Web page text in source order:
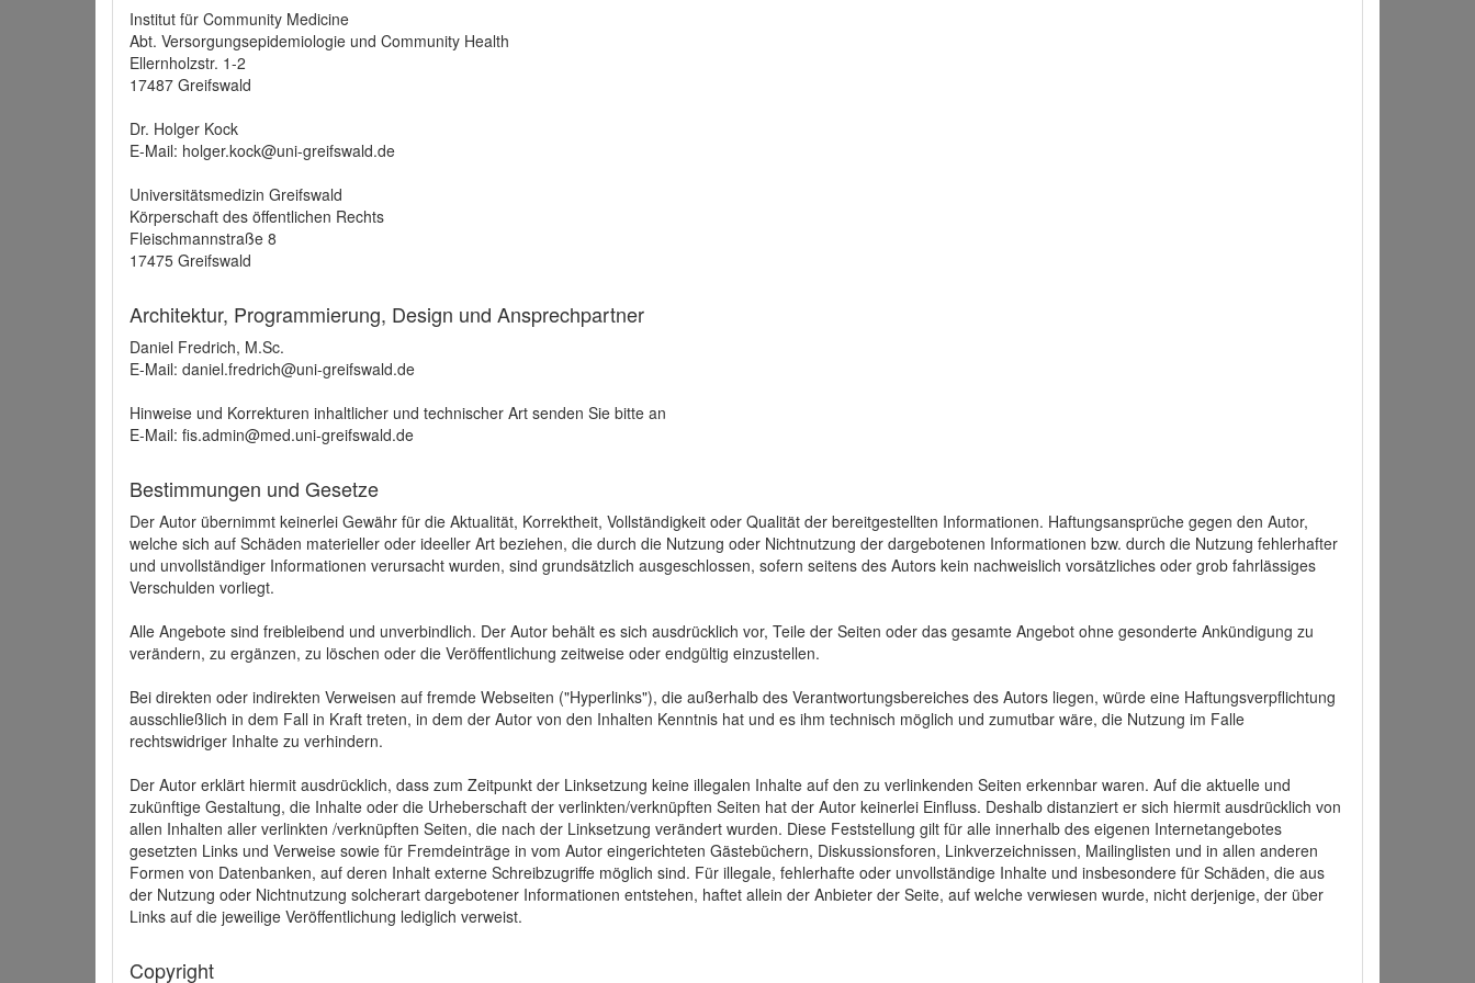
Institut für Community Medicine
Abt. Versorgungsepidemiologie und Community Health
Ellernholzstr. 1-2
17487 Greifswald
Dr. Holger Kock
E-Mail: holger.kock@uni-greifswald.de
Universitätsmedizin Greifswald
Körperschaft des öffentlichen Rechts
Fleischmannstraße 8
17475 Greifswald
Architektur, Programmierung, Design und Ansprechpartner
Daniel Fredrich, M.Sc.
E-Mail: daniel.fredrich@uni-greifswald.de
Hinweise und Korrekturen inhaltlicher und technischer Art senden Sie bitte an
E-Mail: fis.admin@med.uni-greifswald.de
Bestimmungen und Gesetze
Der Autor übernimmt keinerlei Gewähr für die Aktualität, Korrektheit, Vollständigkeit oder Qualität der bereitgestellten Informationen. Haftungsansprüche gegen den Autor,
welche sich auf Schäden materieller oder ideeller Art beziehen, die durch die Nutzung oder Nichtnutzung der dargebotenen Informationen bzw. durch die Nutzung fehlerhafter
und unvollständiger Informationen verursacht wurden, sind grundsätzlich ausgeschlossen, sofern seitens des Autors kein nachweislich vorsätzliches oder grob fahrlässiges
Verschulden vorliegt.
Alle Angebote sind freibleibend und unverbindlich. Der Autor behält es sich ausdrücklich vor, Teile der Seiten oder das gesamte Angebot ohne gesonderte Ankündigung zu
verändern, zu ergänzen, zu löschen oder die Veröffentlichung zeitweise oder endgültig einzustellen.
Bei direkten oder indirekten Verweisen auf fremde Webseiten ("Hyperlinks"), die außerhalb des Verantwortungsbereiches des Autors liegen, würde eine Haftungsverpflichtung
ausschließlich in dem Fall in Kraft treten, in dem der Autor von den Inhalten Kenntnis hat und es ihm technisch möglich und zumutbar wäre, die Nutzung im Falle
rechtswidriger Inhalte zu verhindern.
Der Autor erklärt hiermit ausdrücklich, dass zum Zeitpunkt der Linksetzung keine illegalen Inhalte auf den zu verlinkenden Seiten erkennbar waren. Auf die aktuelle und
zukünftige Gestaltung, die Inhalte oder die Urheberschaft der verlinkten/verknüpften Seiten hat der Autor keinerlei Einfluss. Deshalb distanziert er sich hiermit ausdrücklich von
allen Inhalten aller verlinkten /verknüpften Seiten, die nach der Linksetzung verändert wurden. Diese Feststellung gilt für alle innerhalb des eigenen Internetangebotes
gesetzten Links und Verweise sowie für Fremdeinträge in vom Autor eingerichteten Gästebüchern, Diskussionsforen, Linkverzeichnissen, Mailinglisten und in allen anderen
Formen von Datenbanken, auf deren Inhalt externe Schreibzugriffe möglich sind. Für illegale, fehlerhafte oder unvollständige Inhalte und insbesondere für Schäden, die aus
der Nutzung oder Nichtnutzung solcherart dargebotener Informationen entstehen, haftet allein der Anbieter der Seite, auf welche verwiesen wurde, nicht derjenige, der über
Links auf die jeweilige Veröffentlichung lediglich verweist.
Copyright